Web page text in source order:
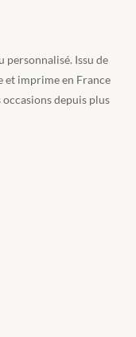
personnalisé. Issu de
et imprime en France
depuis plus